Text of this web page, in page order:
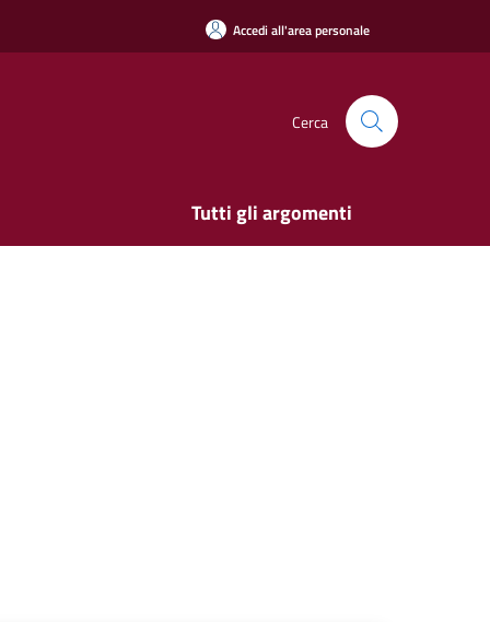
Accedi all'area personale
Cerca
Tutti gli argomenti